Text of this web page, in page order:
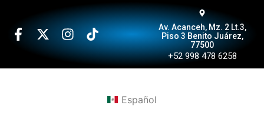
Av. Acanceh, Mz. 2 Lt.3,
Piso 3 Benito Juárez,
77500
+52 998 478 6258
Español